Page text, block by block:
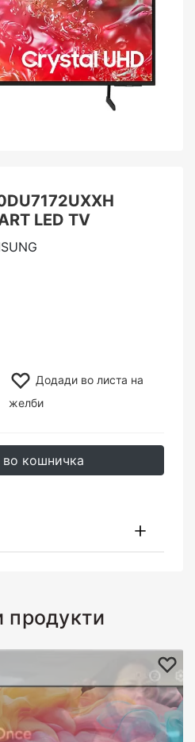
LED TV
Додади во листа на
желби
кошничка
продукти